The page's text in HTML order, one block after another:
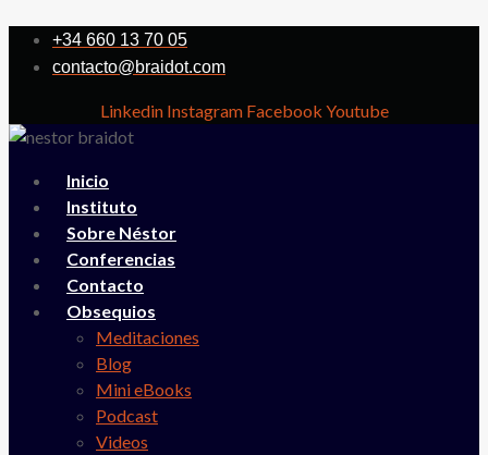
+34 660 13 70 05
contacto@braidot.com
Linkedin Instagram Facebook Youtube
Inicio
Instituto
Sobre Néstor
Conferencias
Contacto
Obsequios
Meditaciones
Blog
Mini eBooks
Podcast
Videos